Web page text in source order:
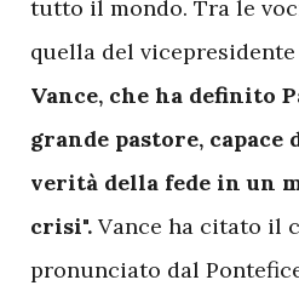
tutto il mondo. Tra le
quella del
Vance, che ha definito
grande pastore, capace
verità della fede in un
crisi". Vance ha citato il
pronunciato dal